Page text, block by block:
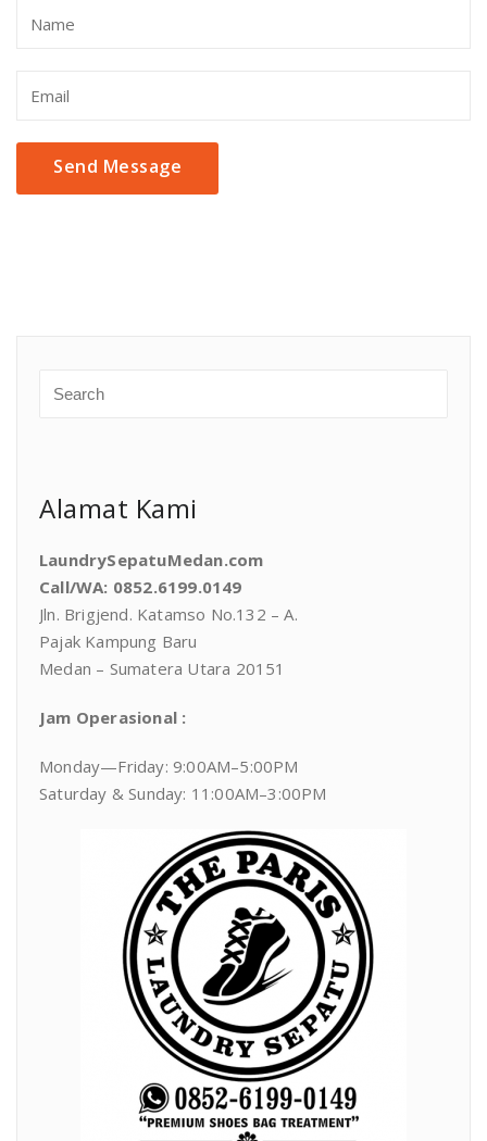
Alamat Kami
LaundrySepatuMedan.com
Call/WA: 0852.6199.0149
Jln. Brigjend. Katamso No.132 – A.
Pajak Kampung Baru
Medan – Sumatera Utara 20151
Jam Operasional :
Monday—Friday: 9:00AM–5:00PM
Saturday & Sunday: 11:00AM–3:00PM